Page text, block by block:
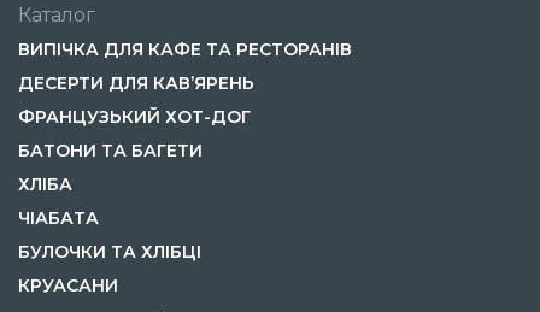
Каталог
ВИПІЧКА ДЛЯ КАФЕ ТА РЕСТОРАНІВ
ДЕСЕРТИ ДЛЯ КАВ’ЯРЕНЬ
ФРАНЦУЗЬКИЙ ХОТ-ДОГ
БАТОНИ ТА БАГЕТИ
ХЛІБА
ЧІАБАТА
БУЛОЧКИ ТА ХЛІБЦІ
КРУАСАНИ